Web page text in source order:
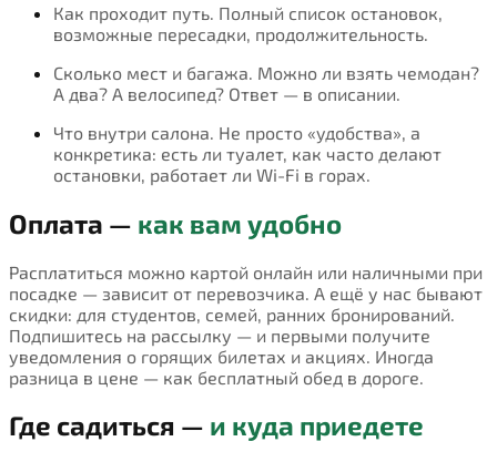
Как проходит путь. Полный список остановок,
возможные пересадки, продолжительность.
Сколько мест и багажа. Можно ли взять чемодан?
А два? А велосипед? Ответ — в описании.
Что внутри салона. Не просто «удобства», а
конкретика: есть ли туалет, как часто делают
остановки, работает ли Wi-Fi в горах.
Оплата — как вам удобно
Расплатиться можно картой онлайн или наличными при
посадке — зависит от перевозчика. А ещё у нас бывают
скидки: для студентов, семей, ранних бронирований.
Подпишитесь на рассылку — и первыми получите
уведомления о горящих билетах и акциях. Иногда
разница в цене — как бесплатный обед в дороге.
Где садиться — и куда приедете